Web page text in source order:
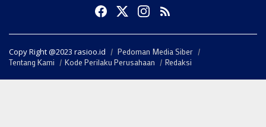
Copy Right @2023 rasioo.id
Pedoman Media Siber
Tentang Kami
Kode Perilaku Perusahaan Redaksi